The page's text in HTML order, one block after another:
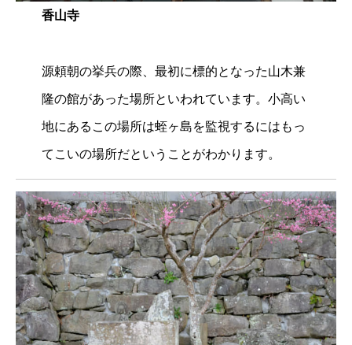
香山寺
源頼朝の挙兵の際、最初に標的となった山木兼
隆の館があった場所といわれています。小高い
地にあるこの場所は蛭ヶ島を監視するにはもっ
てこいの場所だということがわかります。